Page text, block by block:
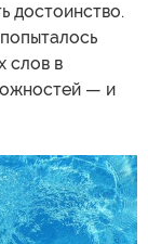
достоинство.
слов в
— и